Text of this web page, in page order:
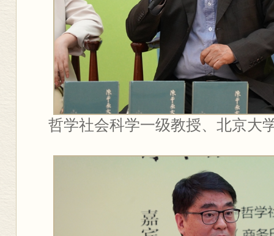
哲学社会科学一级教授、北京大